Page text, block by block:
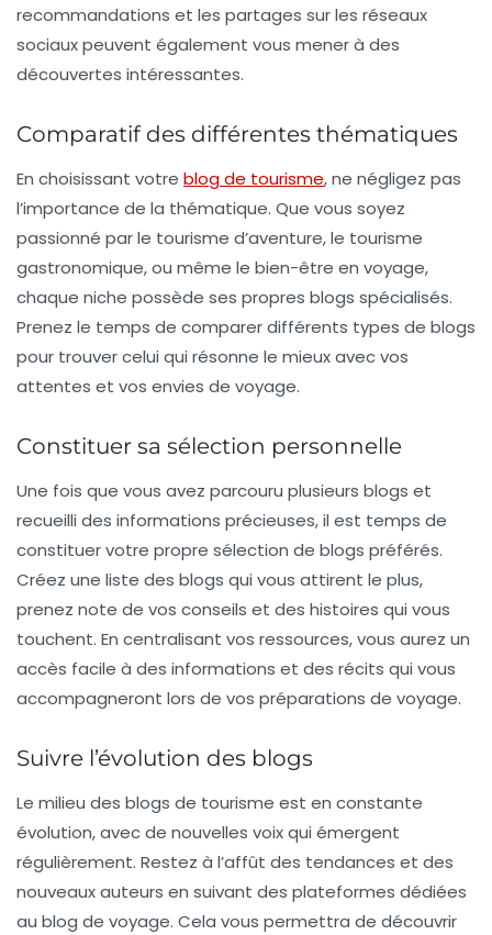
recommandations et les partages surles réseaux
sociauxpeuvent également vous mener à des
découvertes intéressantes.
Comparatif des différentes thématiques
En choisissant votre blog de tourisme, ne négligez pas
l’importance de la thématique. Que vous soyez
passionné par le tourisme d’aventure, le tourisme
gastronomique, ou même le bien-être en voyage,
chaque niche possède ses propres blogs spécialisés.
Prenez le temps de comparer différents types de blogs
pour trouver celui qui résonne le mieux avec vos
attentes et vos envies de voyage.
Constituer sa sélection personnelle
Une fois que vous avez parcouru plusieurs blogs et
recueilli des informations précieuses, il est temps de
constituer votre propre sélection de blogs préférés.
Créez une liste des blogs qui vous attirent le plus,
prenez note de vos conseils et des histoires qui vous
touchent. En centralisant vos ressources, vous aurez un
accès facile à des informations et des récits qui vous
accompagneront lors de vos préparations de voyage.
Suivre l’évolution des blogs
Le milieu des blogs de tourisme est en constante
évolution, avec de nouvelles voix qui émergent
régulièrement. Restez à l’affût des tendances et des
nouveaux auteurs en suivant des plateformes dédiées
au blog de voyage. Cela vous permettra de découvrir